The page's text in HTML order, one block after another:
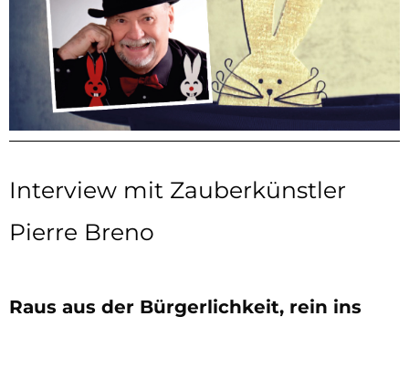
Interview mit Zauberkünstler
Pierre Breno
Raus aus der Bürgerlichkeit, rein ins